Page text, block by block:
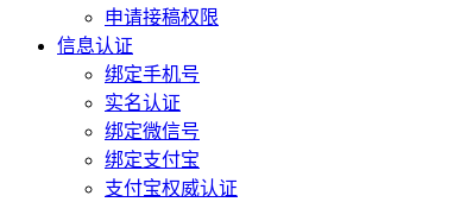
申请接稿权限
信息认证
绑定手机号
实名认证
绑定微信号
绑定支付宝
支付宝权威认证